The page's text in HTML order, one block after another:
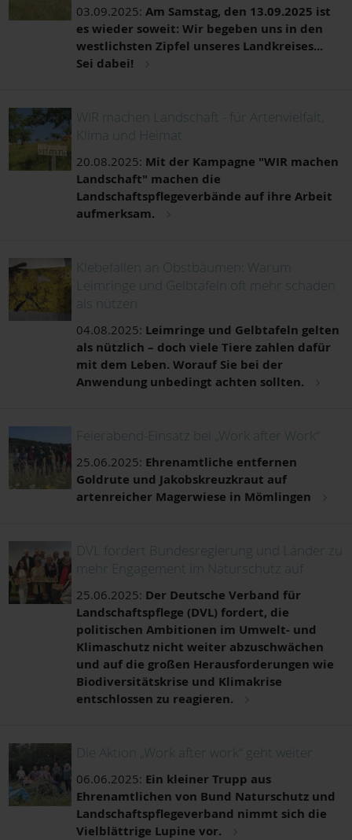
03.09.2025: Am Samstag, den 13.09.2025 ist
es wieder soweit: Wir begeben uns in den
westlichsten Zipfel unseres Landkreises...
Sei dabei!
WIR machen Landschaft - für Artenvielfalt,
Klima und Heimat
20.08.2025: Mit der Kampagne "WIR machen
Landschaft" machen die
Landschaftspflegeverbände auf ihre Arbeit
aufmerksam.
Klebefallen an Obstbäumen: Warum
Leimringe und Gelbtafeln oft mehr schaden
als nützen
04.08.2025: Leimringe und Gelbtafeln gelten
als nützlich – doch viele Tiere zahlen dafür
mit dem Leben. Worauf Sie bei der
Anwendung unbedingt achten sollten.
Feierabend-Einsatz bei „Work after Work“
25.06.2025: Ehrenamtliche entfernen
Goldrute und Jakobskreuzkraut auf
artenreicher Magerwiese in Mömlingen
DVL fordert Bundesregierung und Länder zu
mehr Engagement im Naturschutz auf
25.06.2025: Der Deutsche Verband für
Landschaftspflege (DVL) fordert, die
politischen Ambitionen im Umwelt- und
Klimaschutz nicht weiter abzuschwächen
und auf die großen Herausforderungen wie
Biodiversitätskrise und Klimakrise
entschlossen zu reagieren.
Die Aktion „Work after work“ geht weiter
06.06.2025: Ein kleiner Trupp aus
Ehrenamtlichen von Bund Naturschutz und
Landschaftspflegeverband nimmt sich die
Vielblättrige Lupine vor.